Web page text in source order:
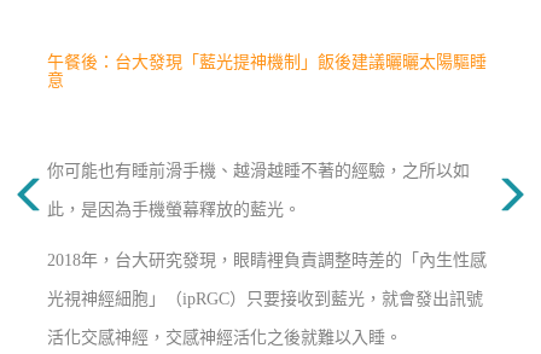
午餐後：台大發現「藍光提神機制」飯後建議曬曬太陽驅睡
意
你可能也有睡前滑手機、越滑越睡不著的經驗，之所以如
此，是因為手機螢幕釋放的藍光。
2018年，台大研究發現，眼睛裡負責調整時差的「內生性感
光視神經細胞」（ipRGC）只要接收到藍光，就會發出訊號
活化交感神經，交感神經活化之後就難以入睡。